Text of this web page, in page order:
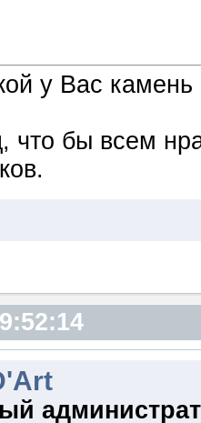
у Вас камень
что бы всем